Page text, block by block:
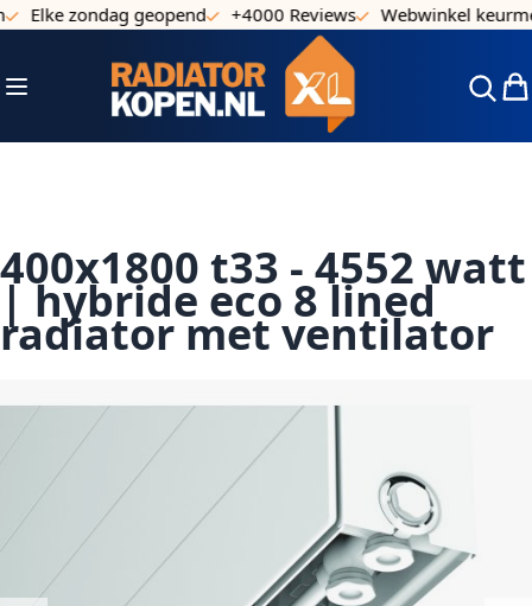
Ga naar de inhoud
zondag geopend +4000 Reviews Webwinkel keurmerk
Toggle Nav
400x1800 t33 - 4552 watt
| hybride eco 8 lined
radiator met ventilator